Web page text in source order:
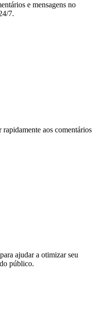
e mensagens no
7.
rapidamente aos comentários
ajudar a otimizar seu
público.